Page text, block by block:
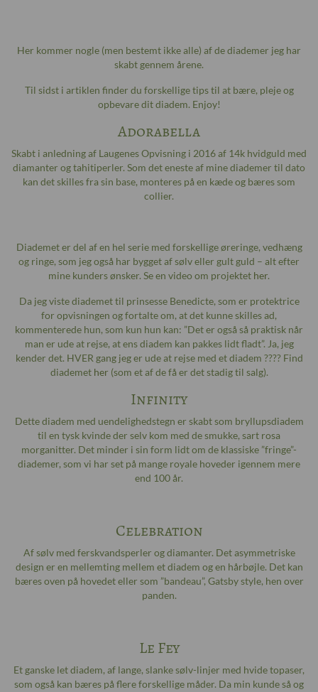
Her kommer nogle (men bestemt ikke alle) af de diademer jeg har
skabt gennem årene.
Til sidst i artiklen finder du forskellige tips til at bære, pleje og
opbevare dit diadem. Enjoy!
Adorabella
Skabt i anledning af Laugenes Opvisning i 2016 af 14k hvidguld med
diamanter og tahitiperler. Som det eneste af mine diademer til dato
kan det skilles fra sin base, monteres på en kæde og bæres som
collier.
Diademet er del af en hel serie med forskellige øreringe, vedhæng
og ringe, som jeg også har bygget af sølv eller gult guld – alt efter
mine kunders ønsker. Se en video om projektet her.
Da jeg viste diademet til prinsesse Benedicte, som er protektrice
for opvisningen og fortalte om, at det kunne skilles ad,
kommenterede hun, som kun hun kan: ”Det er også så praktisk når
man er ude at rejse, at ens diadem kan pakkes lidt fladt”. Ja, jeg
kender det. HVER gang jeg er ude at rejse med et diadem ???? Find
diademet her (som et af de få er det stadig til salg).
Infinity
Dette diadem med uendelighedstegn er skabt som bryllupsdiadem
til en tysk kvinde der selv kom med de smukke, sart rosa
morganitter. Det minder i sin form lidt om de klassiske ”fringe”-
diademer, som vi har set på mange royale hoveder igennem mere
end 100 år.
Celebration
Af sølv med ferskvandsperler og diamanter. Det asymmetriske
design er en mellemting mellem et diadem og en hårbøjle. Det kan
bæres oven på hovedet eller som ”bandeau”, Gatsby style, hen over
panden.
Le Fey
Et ganske let diadem, af lange, slanke sølv-linjer med hvide topaser,
som også kan bæres på flere forskellige måder. Da min kunde så og